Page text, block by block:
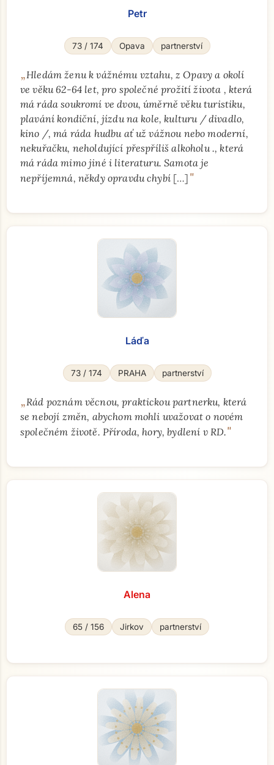
Petr
73 / 174 Opava partnerství
„Hledám ženu k vážnému vztahu, z Opavy a okolí
ve věku 62-64 let, pro společné prožití života , která
má ráda soukromí ve dvou, úměrně věku turistiku,
plavání kondiční, jízdu na kole, kulturu / divadlo,
kino /, má ráda hudbu ať už vážnou nebo moderní,
nekuřačku, neholdující přespříliš alkoholu ., která
má ráda mimo jiné i literaturu. Samota je
nepříjemná, někdy opravdu chybí […] "
Láďa
73 / 174 PRAHA partnerství
„Rád poznám věcnou, praktickou partnerku, která
se nebojí změn, abychom mohli uvažovat o novém
společném životě. Příroda, hory, bydlení v RD."
Alena
65 / 156 Jirkov partnerství